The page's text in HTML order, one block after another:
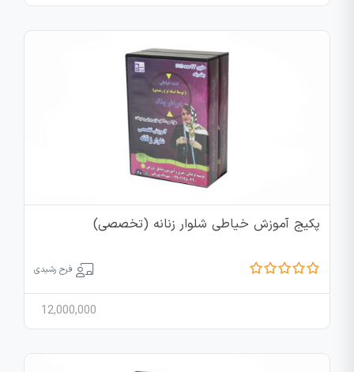
پکیج آموزش خیاطی شلوار زنانه (تخصصی)
فرح رشیدی
12,000,000